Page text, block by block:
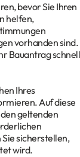
bevor Sie Ihren
helfen,
vorhanden sind.
Bauantrag schnell
Ihres
Auf diese
geltenden
sicherstellen,
wird.